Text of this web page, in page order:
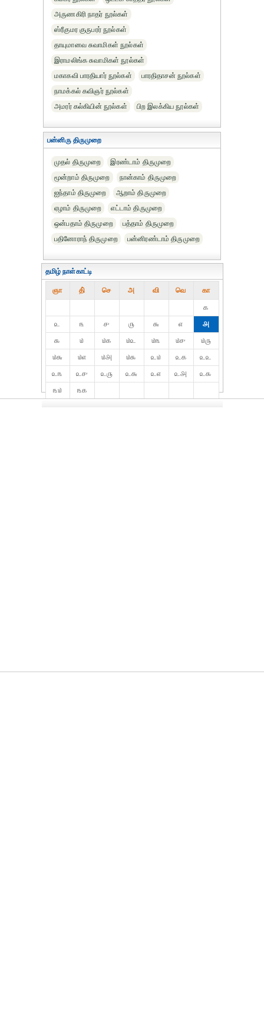
அருணகிரி நாதர் நூல்கள்
ஸ்ரீகுமர குருபரர் நூல்கள்
தாயுமானவ சுவாமிகள் நூல்கள்
இராமலிங்க சுவாமிகள் நூல்கள்
மகாகவி பாரதியார் நூல்கள்
பாரதிதாசன் நூல்கள்
நாமக்கல் கவிஞர் நூல்கள்
அமரர் கல்கியின் நூல்கள்
பிற இலக்கிய நூல்கள்
பன்னிரு திருமுறை
முதல் திருமுறை
இரண்டாம் திருமுறை
மூன்றாம் திருமுறை
நான்காம் திருமுறை
ஐந்தாம் திருமுறை
ஆறாம் திருமுறை
ஏழாம் திருமுறை
எட்டாம் திருமுறை
ஒன்பதாம் திருமுறை
பத்தாம் திருமுறை
பதினோராந் திருமுறை
பன்னிரண்டாம் திருமுறை
தமிழ் நாள்காட்டி
ஞா தி் செ அ வி வெ கா
௧
௨
௩ ௪ ௫ ௬ ௭
௮
௯
௰ ௰௧ ௰௨ ௰௩ ௰௪
௰௫
௰௬
௰௭ ௰௮ ௰௯ ௨௰ ௨௧
௨௨
௨௩
௨௪ ௨௫ ௨௬ ௨௭ ௨௮
௨௯
௩௰
௩௧